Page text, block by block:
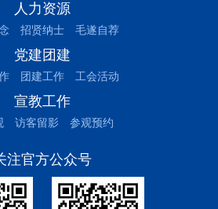
人力资源
招贤纳士 毛遂自荐
党建团建
团建工作 工会活动
宣教工作
访客留影 参观预约
注官方公众号